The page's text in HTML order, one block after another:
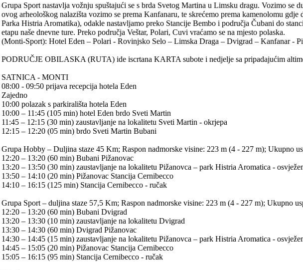
Grupa Sport nastavlja vožnju spuštajući se s brda Svetog Martina u Limsku dragu. Vozimo se
ovog arheološkog nalazišta vozimo se prema Kanfanaru, te skrećemo prema kamenolomu
Parka Histria Aromatika), odakle nastavljamo preko Stancije Bembo i područja Čubani do
etapu naše dnevne ture. Preko područja Veštar, Polari, Cuvi vraćamo se na mjesto polaska.
(Monti-Sport): Hotel Eden – Polari - Rovinjsko Selo – Limska Draga – Dvigrad – Kanfanar -
PODRUČJE OBILASKA (RUTA) ide iscrtana KARTA subote i nedjelje sa pripadajućim
SATNICA - MONTI
08:00 - 09:50 prijava recepcija hotela Eden
Zajedno
10:00 polazak s parkirališta hotela Eden
10:00 – 11:45 (105 min) hotel Eden brdo Sveti Martin
11:45 – 12:15 (30 min) zaustavljanje na lokalitetu Sveti Martin - okrjepa
12:15 – 12:20 (05 min) brdo Sveti Martin Bubani
Grupa Hobby – Duljina staze 45 Km; Raspon nadmorske visine: 223 m (4 - 227 m); Ukupno
12:20 – 13:20 (60 min) Bubani Pižanovac
13:20 – 13:50 (30 min) zaustavljanje na lokalitetu Pižanovca – park Histria Aromatica -
13:50 – 14:10 (20 min) Pižanovac Stancija Cernibecco
14:10 – 16:15 (125 min) Stancija Cernibecco - ručak
Grupa Sport – duljina staze 57,5 Km; Raspon nadmorske visine: 223 m (4 - 227 m); Ukupno
12:20 – 13:20 (60 min) Bubani Dvigrad
13:20 – 13:30 (10 min) zaustavljanje na lokalitetu Dvigrad
13:30 – 14:30 (60 min) Dvigrad Pižanovac
14:30 – 14:45 (15 min) zaustavljanje na lokalitetu Pižanovca – park Histria Aromatica -
14:45 – 15:05 (20 min) Pižanovac Stancija Cernibecco
15:05 – 16:15 (95 min) Stancija Cernibecco - ručak